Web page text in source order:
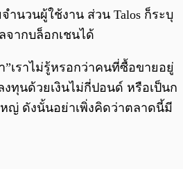
จำนวนผู้ใช้งาน ส่วน Talos ก็ระบุ
จากบล็อกเชนได้
”เราไม่รู้หรอกว่าคนที่ซื้อขายอยู่
ทุนด้วยเงินไม่กี่ปอนด์ หรือเป็นก
ญ่ ดังนั้นอย่าเพิ่งคิดว่าตลาดนี้มี